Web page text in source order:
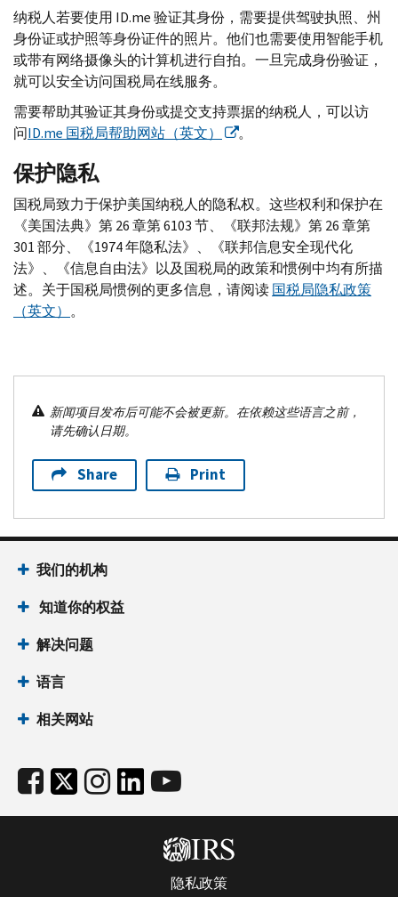
纳税人若要使用 ID.me验证其身份，需要提供驾驶执照、州
身份证或护照等身份证件的照片。他们也需要使用智能手机
或带有网络摄像头的计算机进行自拍。一旦完成身份验证，
就可以安全访问国税局在线服务。
需要帮助其验证其身份或提交支持票据的纳税人，可以访
问ID.me 国税局帮助网站（英文） 。
保护隐私
国税局致力于保护美国纳税人的隐私权。这些权利和保护在
《美国法典》第 26 章第 6103 节、《联邦法规》第 26 章第
301 部分、《1974 年隐私法》、《联邦信息安全现代化
法》、《信息自由法》以及国税局的政策和惯例中均有所描
述。关于国税局惯例的更多信息，请阅读国税局隐私政策
（英文） 。
新闻项目发布后可能不会被更新。在依赖这些语言之前，
请先确认日期。
Share Print
我们的机构
知道你的权益
解决问题
语言
相关网站
隐私政策